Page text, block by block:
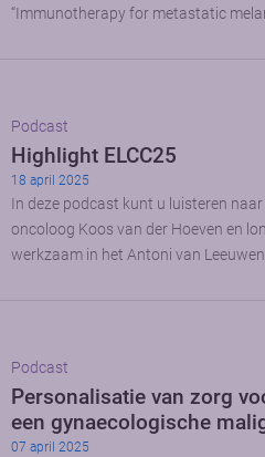
“Immunotherapy for metastatic
Podcast
Highlight ELCC25
18 april 2025
In deze podcast kunt u luisteren
oncoloog Koos van der Hoeven en
werkzaam in het Antoni van
Podcast
Personalisatie van zorg
een gynaecologische
07 april 2025